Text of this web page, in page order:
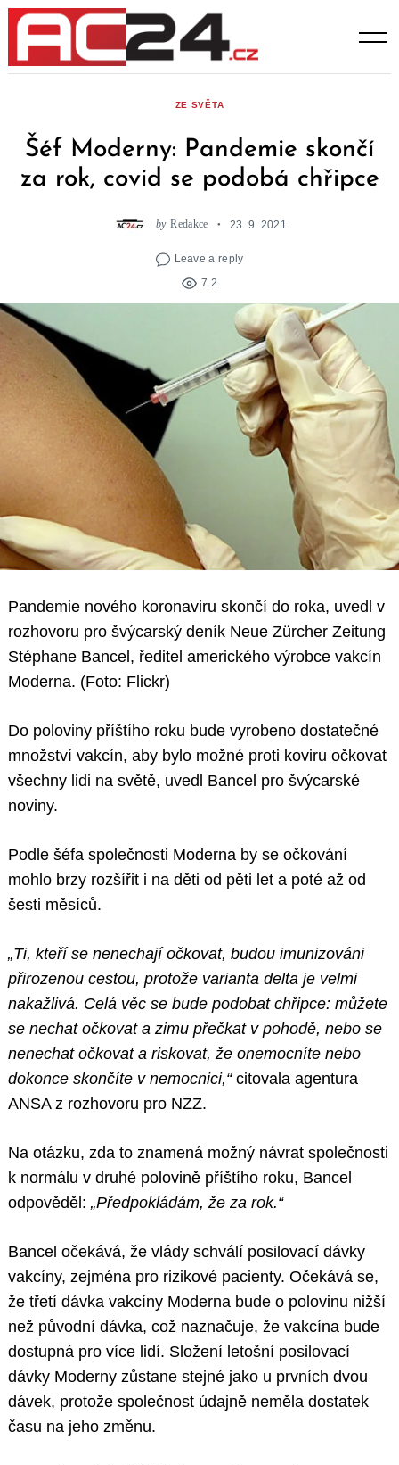
Skip
content
ZE SVĚTA
Šéf Moderny: Pandemie skončí
za rok, covid se podobá chřipce
by Redakce 23. 9. 2021
Leave a reply
7.2
Pandemie nového koronaviru skončí do roka, uvedl v
rozhovoru pro švýcarský deník Neue Zürcher Zeitung
Stéphane Bancel, ředitel amerického výrobce vakcín
Moderna. (Foto: Flickr)
Do poloviny příštího roku bude vyrobeno dostatečné
množství vakcín, aby bylo možné proti koviru očkovat
všechny lidi na světě, uvedl Bancel pro švýcarské
noviny.
Podle šéfa společnosti Moderna by se očkování
mohlo brzy rozšířit i na děti od pěti let a poté až od
šesti měsíců.
„Ti, kteří se nenechají očkovat, budou imunizováni
přirozenou cestou, protože varianta delta je velmi
nakažlivá. Celá věc se bude podobat chřipce: můžete
se nechat očkovat a zimu přečkat v pohodě, nebo se
nenechat očkovat a riskovat, že onemocníte nebo
dokonce skončíte v nemocnici,“citovala agentura
ANSA z rozhovoru pro NZZ.
Na otázku, zda to znamená možný návrat společnosti
k normálu v druhé polovině příštího roku, Bancel
odpověděl: „Předpokládám, že za rok.“
Bancel očekává, že vlády schválí posilovací dávky
vakcíny, zejména pro rizikové pacienty. Očekává se,
že třetí dávka vakcíny Moderna bude o polovinu nižší
než původní dávka, což naznačuje, že vakcína bude
dostupná pro více lidí. Složení letošní posilovací
dávky Moderny zůstane stejné jako u prvních dvou
dávek, protože společnost údajně neměla dostatek
času na jeho změnu.